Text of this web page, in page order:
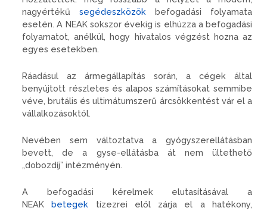
nagyértékű segédeszközök befogadási folyamata
esetén. A NEAK sokszor évekig is elhúzza a befogadási
folyamatot, anélkül, hogy hivatalos végzést hozna az
egyes esetekben.
Ráadásul az ármegállapítás során, a cégek által
benyújtott részletes és alapos számításokat semmibe
véve, brutális és ultimátumszerű árcsökkentést vár el a
vállalkozásoktól.
Nevében sem változtatva a gyógyszerellátásban
bevett, de a gyse-ellátásba át nem ültethető
„dobozdíj” intézményén.
A befogadási kérelmek elutasításával a
NEAKbetegek tízezrei elől zárja el a hatékony,